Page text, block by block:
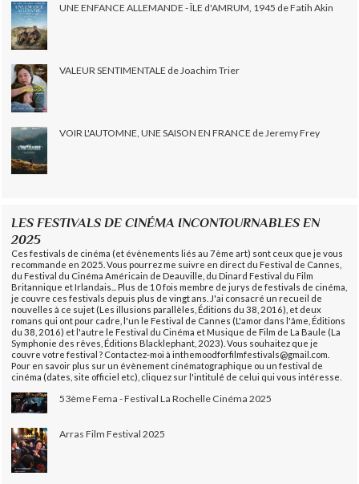
UNE ENFANCE ALLEMANDE - ÎLE d'AMRUM, 1945 de Fatih Akin
VALEUR SENTIMENTALE de Joachim Trier
VOIR L'AUTOMNE, UNE SAISON EN FRANCE de Jeremy Frey
LES FESTIVALS DE CINÉMA INCONTOURNABLES EN
2025
Ces festivals de cinéma (et évènements liés au 7ème art) sont ceux que je vous
recommande en 2025. Vous pourrez me suivre en direct du Festival de Cannes,
du Festival du Cinéma Américain de Deauville, du Dinard Festival du Film
Britannique et Irlandais... Plus de 10 fois membre de jurys de festivals de cinéma,
je couvre ces festivals depuis plus de vingt ans. J'ai consacré un recueil de
nouvelles à ce sujet (Les illusions parallèles, Éditions du 38, 2016), et deux
romans qui ont pour cadre, l'un le Festival de Cannes (L'amor dans l'âme, Éditions
du 38, 2016) et l'autre le Festival du Cinéma et Musique de Film de La Baule (La
Symphonie des rêves, Éditions Blacklephant, 2023). Vous souhaitez que je
couvre votre festival ? Contactez-moi à inthemoodforfilmfestivals@gmail.com.
Pour en savoir plus sur un évènement cinématographique ou un festival de
cinéma (dates, site officiel etc), cliquez sur l'intitulé de celui qui vous intéresse.
53ème Fema - Festival La Rochelle Cinéma 2025
Arras Film Festival 2025